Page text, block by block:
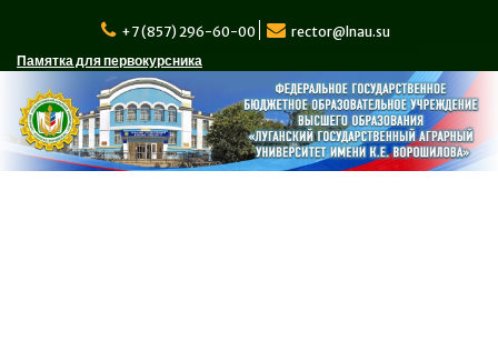
содержимому
+7 (857) 296-60-00
rector@lnau.su
Памятка для первокурсника